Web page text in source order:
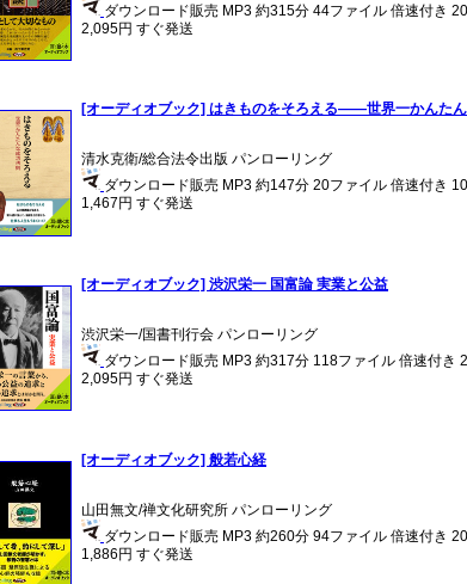
ダウンロード販売 MP3 約315分 44ファイル 倍速付き
2,095円 すぐ発送
[オーディオブック] はきものをそろえる――世界一かんたん
清水克衛/総合法令出版 パンローリング
ダウンロード販売 MP3 約147分 20ファイル 倍速付き
1,467円 すぐ発送
[オーディオブック] 渋沢栄一 国富論 実業と公益
渋沢栄一/国書刊行会 パンローリング
ダウンロード販売 MP3 約317分 118ファイル 倍速付き
2,095円 すぐ発送
[オーディオブック] 般若心経
山田無文/禅文化研究所 パンローリング
ダウンロード販売 MP3 約260分 94ファイル 倍速付き
1,886円 すぐ発送